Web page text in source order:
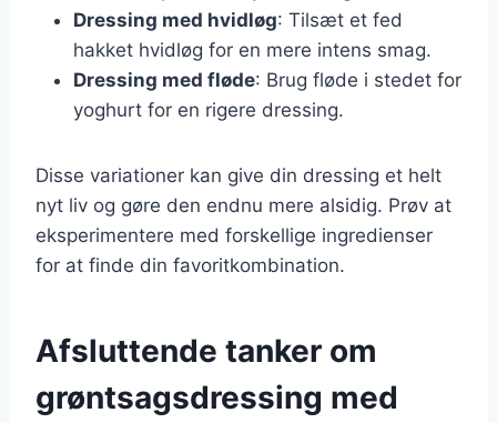
Dressing med hvidløg: Tilsæt et fed
hakket hvidløg for en mere intens smag.
Dressing med fløde: Brug fløde i stedet for
yoghurt for en rigere dressing.
Disse variationer kan give din dressing et helt
nyt liv og gøre den endnu mere alsidig. Prøv at
eksperimentere med forskellige ingredienser
for at finde din favoritkombination.
Afsluttende tanker om
grøntsagsdressing med